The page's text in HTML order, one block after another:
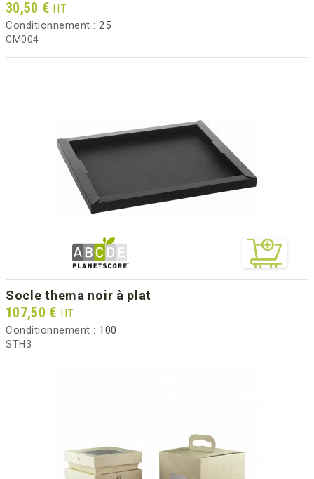
Prix
30,50 € HT
Conditionnement : 25
CM004
socle thema noir à plat
Prix
107,50 € HT
Conditionnement : 100
STH3